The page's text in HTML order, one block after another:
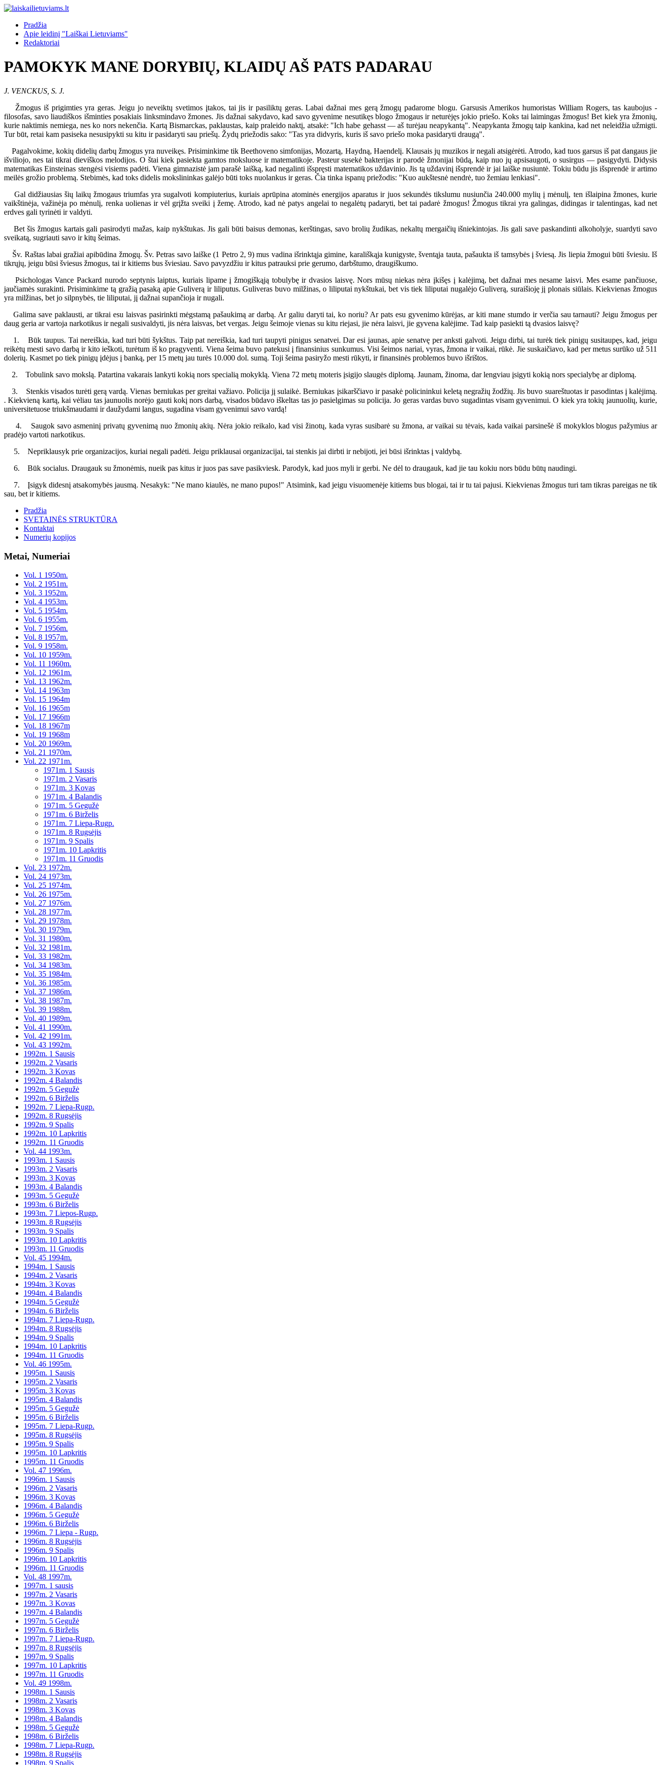
Pradžia
Apie leidinį "Laiškai Lietuviams"
Redaktoriai
PAMOKYK MANE DORYBIŲ, KLAIDŲ AŠ PATS PADARAU
J. VENCKUS, S. J.
Žmogus iš prigimties yra geras. Jeigu jo neveiktų svetimos įtakos, tai jis ir pasiliktų geras. Labai dažnai mes gerą žmogų padarome blogu. Garsusis Amerikos humoristas William Rogers, tas kaubojus -
filosofas, savo liaudiškos išminties posakiais linksmindavo žmones. Jis dažnai sakydavo, kad savo gyvenime nesutikęs blogo žmogaus ir neturėjęs jokio priešo. Koks tai laimingas žmogus! Bet kiek yra žmonių,
kurie naktimis nemiega, nes ko nors nekenčia. Kartą Bismarckas, paklaustas, kaip praleido naktį, atsakė: "Ich habe gehasst — aš turėjau neapykantą". Neapykanta žmogų taip kankina, kad net neleidžia užmigti.
Tur būt, retai kam pasiseka nesusipykti su kitu ir pasidaryti sau priešų. Žydų priežodis sako: "Tas yra didvyris, kuris iš savo priešo moka pasidaryti draugą".
Pagalvokime, kokių didelių darbų žmogus yra nuveikęs. Prisiminkime tik Beethoveno simfonijas, Mozartą, Haydną, Haendelį. Klausais jų muzikos ir negali atsigėrėti. Atrodo, kad tuos garsus iš pat dangaus jie
išviliojo, nes tai tikrai dieviškos melodijos. O štai kiek pasiekta gamtos moksluose ir matematikoje. Pasteur susekė bakterijas ir parodė žmonijai būdą, kaip nuo jų apsisaugoti, o susirgus — pasigydyti. Didysis
matematikas Einsteinas stengėsi visiems padėti. Viena gimnazistė jam parašė laišką, kad negalinti išspręsti matematikos uždavinio. Jis tą uždavinį išsprendė ir jai laiške nusiuntė. Tokiu būdu jis išsprendė ir artimo
meilės grožio problemą. Stebimės, kad toks didelis mokslininkas galėjo būti toks nuolankus ir geras. Čia tinka ispanų priežodis: "Kuo aukštesnė nendrė, tuo žemiau lenkiasi".
Gal didžiausias šių laikų žmogaus triumfas yra sugalvoti kompiuterius, kuriais aprūpina atominės energijos aparatus ir juos sekundės tikslumu nusiunčia 240.000 mylių į mėnulį, ten išlaipina žmones, kurie
vaikštinėja, važinėja po mėnulį, renka uolienas ir vėl grįžta sveiki į žemę. Atrodo, kad nė patys angelai to negalėtų padaryti, bet tai padarė žmogus! Žmogus tikrai yra galingas, didingas ir talentingas, kad net
erdves gali tyrinėti ir valdyti.
Bet šis žmogus kartais gali pasirodyti mažas, kaip nykštukas. Jis gali būti baisus demonas, kerštingas, savo brolių žudikas, nekaltų mergaičių išniekintojas. Jis gali save paskandinti alkoholyje, suardyti savo
sveikatą, sugriauti savo ir kitų šeimas.
Šv. Raštas labai gražiai apibūdina žmogų. Šv. Petras savo laiške (1 Petro 2, 9) mus vadina išrinktąja gimine, karališkąja kunigyste, šventąja tauta, pašaukta iš tamsybės į šviesą. Jis liepia žmogui būti šviesiu. Iš
tikrųjų, jeigu būsi šviesus žmogus, tai ir kitiems bus šviesiau. Savo pavyzdžiu ir kitus patrauksi prie gerumo, darbštumo, draugiškumo.
Psichologas Vance Packard nurodo septynis laiptus, kuriais lipame į žmogiškąją tobulybę ir dvasios laisvę. Nors mūsų niekas nėra įkišęs į kalėjimą, bet dažnai mes nesame laisvi. Mes esame pančiuose,
jaučiamės surakinti. Prisiminkime tą gražią pasaką apie Guliverą ir liliputus. Guliveras buvo milžinas, o liliputai nykštukai, bet vis tiek liliputai nugalėjo Guliverą, suraišioję jį plonais siūlais. Kiekvienas žmogus
yra milžinas, bet jo silpnybės, tie liliputai, jį dažnai supančioja ir nugali.
Galima save paklausti, ar tikrai esu laisvas pasirinkti mėgstamą pašaukimą ar darbą. Ar galiu daryti tai, ko noriu? Ar pats esu gyvenimo kūrėjas, ar kiti mane stumdo ir verčia sau tarnauti? Jeigu žmogus per
daug geria ar vartoja narkotikus ir negali susivaldyti, jis nėra laisvas, bet vergas. Jeigu šeimoje vienas su kitu riejasi, jie nėra laisvi, jie gyvena kalėjime. Tad kaip pasiekti tą dvasios laisvę?
1. Būk taupus. Tai nereiškia, kad turi būti šykštus. Taip pat nereiškia, kad turi taupyti pinigus senatvei. Dar esi jaunas, apie senatvę per anksti galvoti. Jeigu dirbi, tai turėk tiek pinigų susitaupęs, kad, jeigu
reikėtų mesti savo darbą ir kito ieškoti, turėtum iš ko pragyventi. Viena šeima buvo patekusi į finansinius sunkumus. Visi šeimos nariai, vyras, žmona ir vaikai, rūkė. Jie suskaičiavo, kad per metus surūko už 511
dolerių. Kasmet po tiek pinigų įdėjus į banką, per 15 metų jau turės 10.000 dol. sumą. Toji šeima pasiryžo mesti rūkyti, ir finansinės problemos buvo išrištos.
2. Tobulink savo mokslą. Patartina vakarais lankyti kokią nors specialią mokyklą. Viena 72 metų moteris įsigijo slaugės diplomą. Jaunam, žinoma, dar lengviau įsigyti kokią nors specialybę ar diplomą.
3. Stenkis visados turėti gerą vardą. Vienas berniukas per greitai važiavo. Policija jį sulaikė. Berniukas įsikarščiavo ir pasakė policininkui keletą negražių žodžių. Jis buvo suareštuotas ir pasodintas į kalėjimą.
. Kiekvieną kartą, kai vėliau tas jaunuolis norėjo gauti kokį nors darbą, visados būdavo iškeltas tas jo pasielgimas su policija. Jo geras vardas buvo sugadintas visam gyvenimui. O kiek yra tokių jaunuolių, kurie,
universitetuose triukšmaudami ir daužydami langus, sugadina visam gyvenimui savo vardą!
4. Saugok savo asmeninį privatų gyvenimą nuo žmonių akių. Nėra jokio reikalo, kad visi žinotų, kada vyras susibarė su žmona, ar vaikai su tėvais, kada vaikai parsinešė iš mokyklos blogus pažymius ar
pradėjo vartoti narkotikus.
5. Nepriklausyk prie organizacijos, kuriai negali padėti. Jeigu priklausai organizacijai, tai stenkis jai dirbti ir nebijoti, jei būsi išrinktas į valdybą.
6. Būk socialus. Draugauk su žmonėmis, nueik pas kitus ir juos pas save pasikviesk. Parodyk, kad juos myli ir gerbi. Ne dėl to draugauk, kad jie tau kokiu nors būdu būtų naudingi.
7. Įsigyk didesnį atsakomybės jausmą. Nesakyk: "Ne mano kiaulės, ne mano pupos!" Atsimink, kad jeigu visuomenėje kitiems bus blogai, tai ir tu tai pajusi. Kiekvienas žmogus turi tam tikras pareigas ne tik
sau, bet ir kitiems.
Pradžia
SVETAINĖS STRUKTŪRA
Kontaktai
Numerių kopijos
Metai, Numeriai
Vol. 1 1950m.
Vol. 2 1951m.
Vol. 3 1952m.
Vol. 4 1953m.
Vol. 5 1954m.
Vol. 6 1955m.
Vol. 7 1956m.
Vol. 8 1957m.
Vol. 9 1958m.
Vol. 10 1959m.
Vol. 11 1960m.
Vol. 12 1961m.
Vol. 13 1962m.
Vol. 14 1963m
Vol. 15 1964m
Vol. 16 1965m
Vol. 17 1966m
Vol. 18 1967m
Vol. 19 1968m
Vol. 20 1969m.
Vol. 21 1970m.
Vol. 22 1971m.
1971m. 1 Sausis
1971m. 2 Vasaris
1971m. 3 Kovas
1971m. 4 Balandis
1971m. 5 Gegužė
1971m. 6 Birželis
1971m. 7 Liepa-Rugp.
1971m. 8 Rugsėjis
1971m. 9 Spalis
1971m. 10 Lapkritis
1971m. 11 Gruodis
Vol. 23 1972m.
Vol. 24 1973m.
Vol. 25 1974m.
Vol. 26 1975m.
Vol. 27 1976m.
Vol. 28 1977m.
Vol. 29 1978m.
Vol. 30 1979m.
Vol. 31 1980m.
Vol. 32 1981m.
Vol. 33 1982m.
Vol. 34 1983m.
Vol. 35 1984m.
Vol. 36 1985m.
Vol. 37 1986m.
Vol. 38 1987m.
Vol. 39 1988m.
Vol. 40 1989m.
Vol. 41 1990m.
Vol. 42 1991m.
Vol. 43 1992m.
1992m. 1 Sausis
1992m. 2 Vasaris
1992m. 3 Kovas
1992m. 4 Balandis
1992m. 5 Gegužė
1992m. 6 Birželis
1992m. 7 Liepa-Rugp.
1992m. 8 Rugsėjis
1992m. 9 Spalis
1992m. 10 Lapkritis
1992m. 11 Gruodis
Vol. 44 1993m.
1993m. 1 Sausis
1993m. 2 Vasaris
1993m. 3 Kovas
1993m. 4 Balandis
1993m. 5 Gegužė
1993m. 6 Birželis
1993m. 7 Liepos-Rugp.
1993m. 8 Rugsėjis
1993m. 9 Spalis
1993m. 10 Lapkritis
1993m. 11 Gruodis
Vol. 45 1994m.
1994m. 1 Sausis
1994m. 2 Vasaris
1994m. 3 Kovas
1994m. 4 Balandis
1994m. 5 Gegužė
1994m. 6 Birželis
1994m. 7 Liepa-Rugp.
1994m. 8 Rugsėjis
1994m. 9 Spalis
1994m. 10 Lapkritis
1994m. 11 Gruodis
Vol. 46 1995m.
1995m. 1 Sausis
1995m. 2 Vasaris
1995m. 3 Kovas
1995m. 4 Balandis
1995m. 5 Gegužė
1995m. 6 Birželis
1995m. 7 Liepa-Rugp.
1995m. 8 Rugsėjis
1995m. 9 Spalis
1995m. 10 Lapkritis
1995m. 11 Gruodis
Vol. 47 1996m.
1996m. 1 Sausis
1996m. 2 Vasaris
1996m. 3 Kovas
1996m. 4 Balandis
1996m. 5 Gegužė
1996m. 6 Birželis
1996m. 7 Liepa - Rugp.
1996m. 8 Rugsėjis
1996m. 9 Spalis
1996m. 10 Lapkritis
1996m. 11 Gruodis
Vol. 48 1997m.
1997m. 1 sausis
1997m. 2 Vasaris
1997m. 3 Kovas
1997m. 4 Balandis
1997m. 5 Gegužė
1997m. 6 Birželis
1997m. 7 Liepa-Rugp.
1997m. 8 Rugsėjis
1997m. 9 Spalis
1997m. 10 Lapkritis
1997m. 11 Gruodis
Vol. 49 1998m.
1998m. 1 Sausis
1998m. 2 Vasaris
1998m. 3 Kovas
1998m. 4 Balandis
1998m. 5 Gegužė
1998m. 6 Birželis
1998m. 7 Liepa-Rugp.
1998m. 8 Rugsėjis
1998m. 9 Spalis